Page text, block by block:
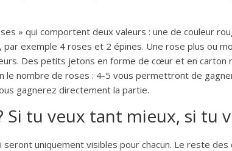
» qui comportent deux valeurs : une de couleur
exemple 4 roses et 2 épines. Une rose plus ou
Des petits jetons en forme de cœur et en
nombre de roses : 4-5 vous permettront de
gagnerez directement la partie.
Si tu veux tant mieux, si tu
uniquement visibles pour chacun. Le reste